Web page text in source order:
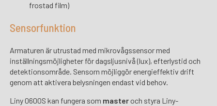
frostad film)
Sensorfunktion
Armaturen är utrustad med mikrovågssensor med
inställningsmöjligheter för dagsljusnivå (lux), efterlystid och
detektionsområde. Sensorn möjliggör energieffektiv drift
genom att aktivera belysningen endast vid behov.
Liny 0600S kan fungera som master och styra Liny-